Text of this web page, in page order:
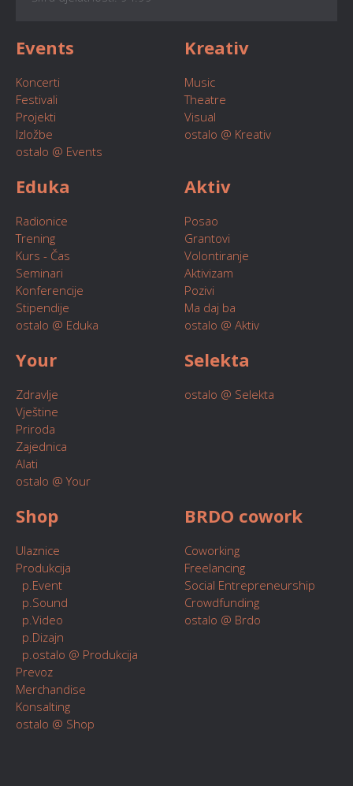
Events
Koncerti
Festivali
Projekti
Izložbe
ostalo @ Events
Kreativ
Music
Theatre
Visual
ostalo @ Kreativ
Eduka
Radionice
Trening
Kurs - Čas
Seminari
Konferencije
Stipendije
ostalo @ Eduka
Aktiv
Posao
Grantovi
Volontiranje
Aktivizam
Pozivi
Ma daj ba
ostalo @ Aktiv
Your
Zdravlje
Vještine
Priroda
Zajednica
Alati
ostalo @ Your
Selekta
ostalo @ Selekta
Shop
Ulaznice
Produkcija
p.Event
p.Sound
p.Video
p.Dizajn
p.ostalo @ Produkcija
Prevoz
Merchandise
Konsalting
ostalo @ Shop
BRDO cowork
Coworking
Freelancing
Social Entrepreneurship
Crowdfunding
ostalo @ Brdo